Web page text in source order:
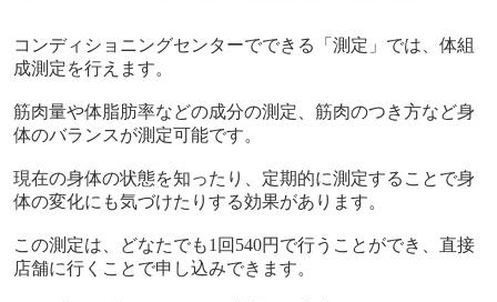
コンディショニングセンターでできる「測定」では、体組
成測定を行えます。
筋肉量や体脂肪率などの成分の測定、筋肉のつき方など身
体のバランスが測定可能です。
現在の身体の状態を知ったり、定期的に測定することで身
体の変化にも気づけたりする効果があります。
この測定は、どなたでも1 回 540円で行うことができ、直接
店舗に行くことで申し込みできます。